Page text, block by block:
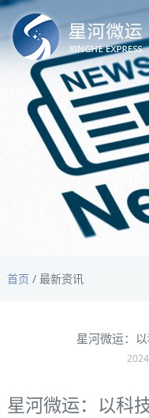
首页 / 最新资讯
星河微运：
星河微运：以科